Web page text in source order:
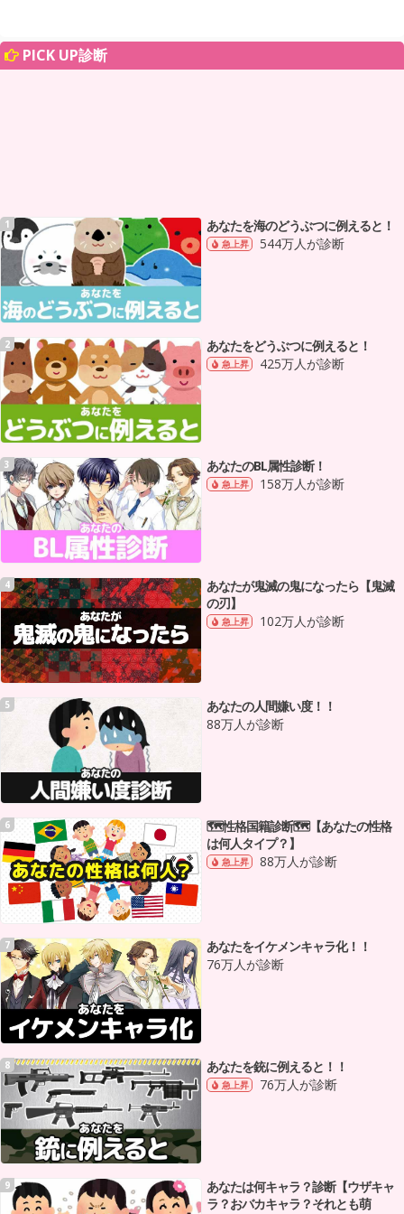
PICK UP診断
1 あなたを海のどうぶつに例えると！
急上昇 544万人が診断
2 あなたをどうぶつに例えると！
急上昇 425万人が診断
3 あなたのBL属性診断！
急上昇 158万人が診断
4
あなたが鬼滅の鬼になったら【鬼滅
の刃】
急上昇 102万人が診断
5
あなたの人間嫌い度！！
88万人が診断
6
🗺性格国籍診断🗺【あなたの性格
は何人タイプ？】
急上昇 88万人が診断
7
あなたをイケメンキャラ化！！
76万人が診断
8 あなたを銃に例えると！！
急上昇 76万人が診断
9
あなたは何キャラ？診断【ウザキャ
ラ？おバカキャラ？それとも萌